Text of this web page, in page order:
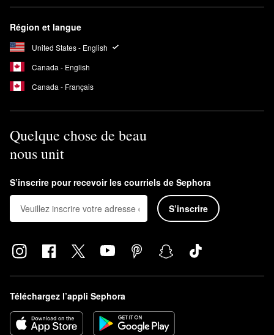
Région et langue
United States - English
Canada - English
Canada - Français
Quelque chose de beau
nous unit
S’inscrire pour recevoir les courriels de Sephora
S’inscrire
Téléchargez l’appli Sephora